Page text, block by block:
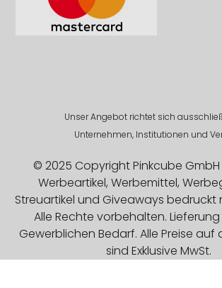
Unser Angebot richtet sich
Unternehmen, Institutionen und
© 2025 Copyright Pinkcube GmbH
Werbeartikel, Werbemittel,
Streuartikel und Giveaways bedruckt
Alle Rechte vorbehalten.
Gewerblichen Bedarf. Alle Preise auf
sind Exklusive MwSt.